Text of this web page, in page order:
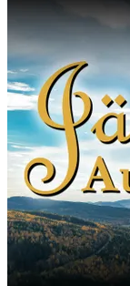
mottagen vara
avser att utnyttja
objektsnummer.
tillhanda inom 14
utnyttjande och
observera att det inte
Det är kundens
skick som vid
auktionsobjektet så
att göra avdrag
följd av att kund
nödvändigt.
hantera alla returer
hanterats
avser ej det externa
konsumenten/
börjar utföras och